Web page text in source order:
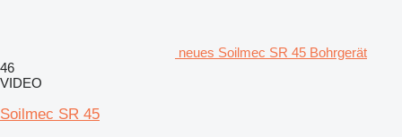
neues Soilmec SR 45 Bohrgerät
46
VIDEO
Soilmec SR 45